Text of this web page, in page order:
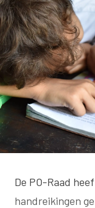
De PO-Raad
handreikingen